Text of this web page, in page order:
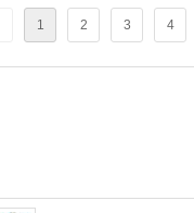
1 2 3 4